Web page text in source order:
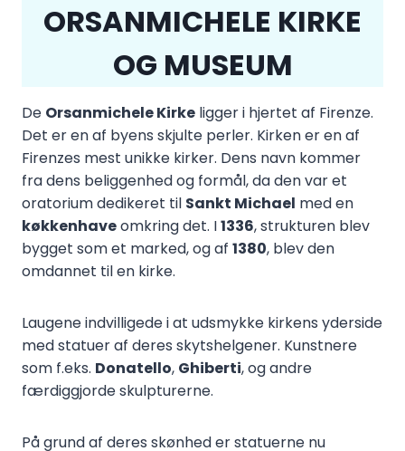
ORSANMICHELE KIRKE
OG MUSEUM
De Orsanmichele Kirke ligger i hjertet af Firenze.
Det er en af byens skjulte perler. Kirken er en af
Firenzes mest unikke kirker. Dens navn kommer
fra dens beliggenhed og formål, da den var et
oratorium dedikeret til Sankt Michael med en
køkkenhaveomkring det. I1336, strukturen blev
bygget som et marked, og af 1380, blev den
omdannet til en kirke.
Laugene indvilligede i at udsmykke kirkens yderside
med statuer af deres skytshelgener. Kunstnere
som f.eks. Donatello, Ghiberti, og andre
færdiggjorde skulpturerne.
På grund af deres skønhed er statuerne nu